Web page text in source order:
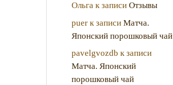
Ольгак записи Отзывы
puerк записи Матча.
Японский порошковый чай
pavelgvozdb к записи
Матча. Японский
порошковый чай